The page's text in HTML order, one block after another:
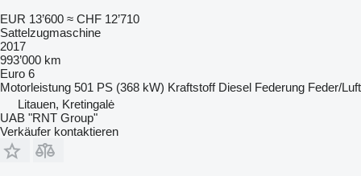
EUR 13’600 ≈ CHF 12’710
Sattelzugmaschine
2017
993’000 km
Euro 6
Motorleistung 501 PS (368 kW) Kraftstoff Diesel Federung Feder/Luft
Litauen, Kretingalė
UAB "RNT Group"
Verkäufer kontaktieren